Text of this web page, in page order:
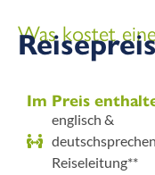
Was kostet
Im Preis
englisch &
Reiseleitung**